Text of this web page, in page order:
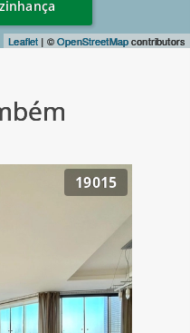
Leaflet | ©OpenStreetMapcontributors
19015